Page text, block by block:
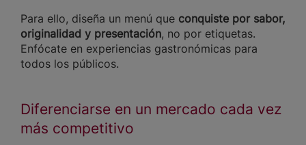
Para ello, diseña un menú que conquiste por sabor,
originalidad y presentación, no por etiquetas.
Enfócate en experiencias gastronómicas para
todos los públicos.
Diferenciarse en un mercado cada vez
más competitivo